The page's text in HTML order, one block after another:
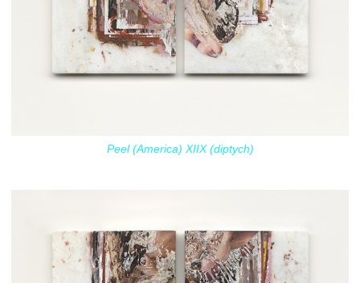
Peel (America) XIIX (diptych)